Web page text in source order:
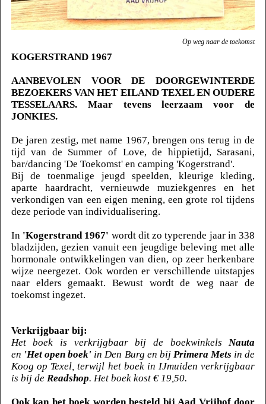
Op weg naar de toekomst
KOGERSTRAND 1967
AANBEVOLEN VOOR DE DOORGEWINTERDE
BEZOEKERS VAN HET EILAND TEXEL EN OUDERE
TESSELAARS. Maar tevens leerzaam voor de
JONKIES.
De jaren zestig, met name 1967, brengen ons terug in de
tijd van de Summer of Love, de hippietijd, Sarasani,
bar/dancing 'De Toekomst' en camping 'Kogerstrand'.
Bij de toenmalige jeugd speelden, kleurige kleding,
aparte haardracht, vernieuwde muziekgenres en het
verkondigen van een eigen mening, een grote rol tijdens
deze periode van individualisering.
In 'Kogerstrand 1967' wordt dit zo typerende jaar in 338
bladzijden, gezien vanuit een jeugdige beleving met alle
hormonale ontwikkelingen van dien, op zeer herkenbare
wijze neergezet. Ook worden er verschillende uitstapjes
naar elders gemaakt. Bewust wordt de weg naar de
toekomst ingezet.
Verkrijgbaar bij:
Het boek is verkrijgbaar bij de boekwinkelsNauta
en 'Het open boek' in Den Burg en bij Primera Mets in de
Koog op Texel, terwijl het boek in IJmuiden verkrijgbaar
is bij de Readshop. Het boek kost € 19,50.